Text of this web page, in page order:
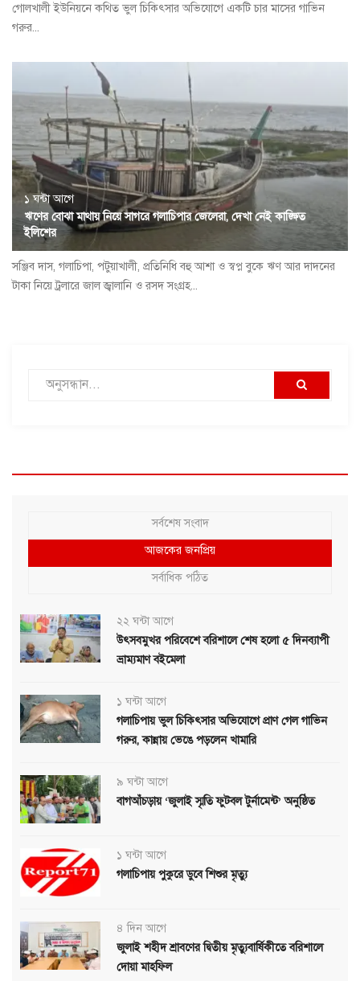
গোলখালী ইউনিয়নে কথিত ভুল চিকিৎসার অভিযোগে একটি চার মাসের গাভিন
গরুর...
১ ঘন্টা আগে
ঋণের বোঝা মাথায় নিয়ে সাগরে গলাচিপার জেলেরা, দেখা নেই কাঙ্ক্ষিত
ইলিশের
সঞ্জিব দাস, গলাচিপা, পটুয়াখালী, প্রতিনিধি বহু আশা ও স্বপ্ন বুকে ঋণ আর দাদনের
টাকা নিয়ে ট্রলারে জাল জ্বালানি ও রসদ সংগ্রহ...
সর্বশেষ সংবাদ
আজকের জনপ্রিয়
সর্বাধিক পঠিত
২২ ঘন্টা আগে
উৎসবমুখর পরিবেশে বরিশালে শেষ হলো ৫ দিনব্যাপী
ভ্রাম্যমাণ বইমেলা
১ ঘন্টা আগে
গলাচিপায় ভুল চিকিৎসার অভিযোগে প্রাণ গেল গাভিন
গরুর, কান্নায় ভেঙে পড়লেন খামারি
৯ ঘন্টা আগে
বাগআঁচড়ায় ‘জুলাই স্মৃতি ফুটবল টুর্নামেন্ট’ অনুষ্ঠিত
১ ঘন্টা আগে
গলাচিপায় পুকুরে ডুবে শিশুর মৃত্যু
৪ দিন আগে
জুলাই শহীদ শ্রাবণের দ্বিতীয় মৃত্যুবার্ষিকীতে বরিশালে
দোয়া মাহফিল